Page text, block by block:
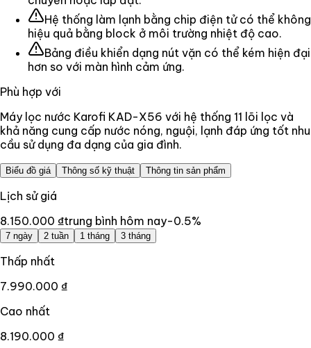
Hệ thống làm lạnh bằng chip điện tử có thể không
hiệu quả bằng block ở môi trường nhiệt độ cao.
Bảng điều khiển dạng nút vặn có thể kém hiện đại
hơn so với màn hình cảm ứng.
Phù hợp với
Máy lọc nước Karofi KAD-X56 với hệ thống 11 lõi lọc và
khả năng cung cấp nước nóng, nguội, lạnh đáp ứng tốt nhu
cầu sử dụng đa dạng của gia đình.
Biểu đồ giá Thông số kỹ thuật Thông tin sản phẩm
Lịch sử giá
8.150.000 ₫trung bình hôm nay-0.5%
7 ngày 2 tuần 1 tháng 3 tháng
Thấp nhất
7.990.000 ₫
Cao nhất
8.190.000 ₫